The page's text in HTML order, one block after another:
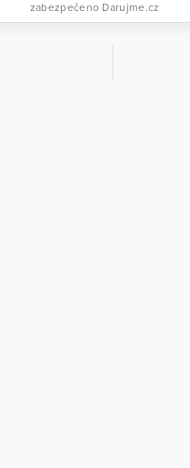
zabezpečeno Darujme.cz